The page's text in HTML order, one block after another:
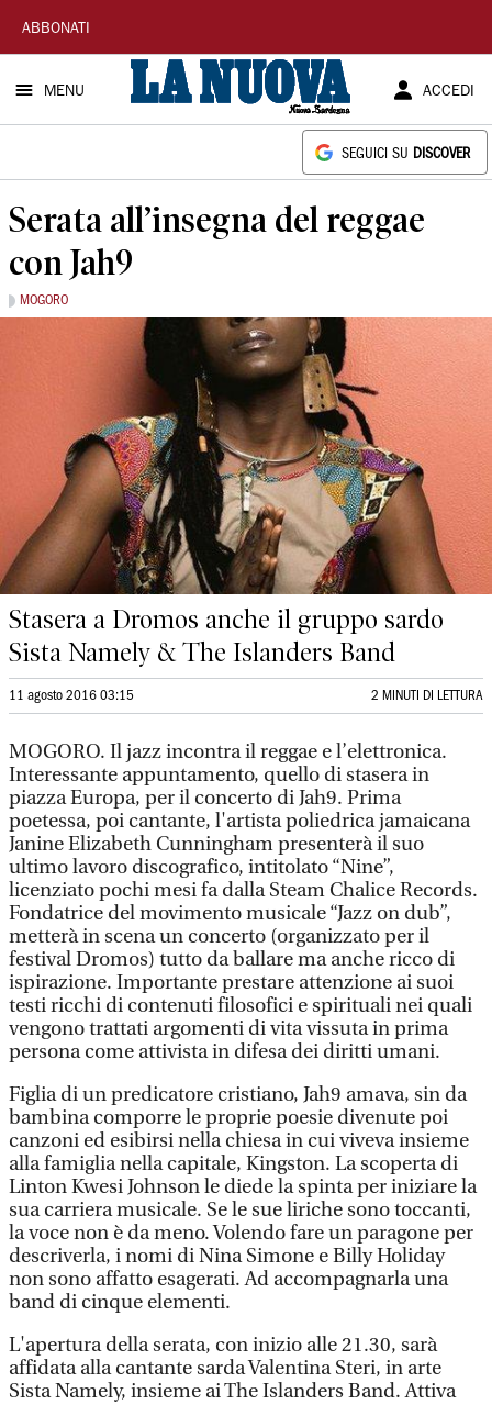
La
Nuova
Sardegna
ABBONATI
MENU ACCEDI
SEGUICI SU DISCOVER
Serata all’insegna del reggae
con Jah9
MOGORO
Stasera a Dromos anche il gruppo sardo
Sista Namely & The Islanders Band
11 agosto 2016 03:15 2 MINUTI DI LETTURA
MOGORO. Il jazz incontra il reggae e l’elettronica.
Interessante appuntamento, quello di stasera in
piazza Europa, per il concerto di Jah9. Prima
poetessa, poi cantante, l'artista poliedrica jamaicana
Janine Elizabeth Cunningham presenterà il suo
ultimo lavoro discografico, intitolato “Nine”,
licenziato pochi mesi fa dalla Steam Chalice Records.
Fondatrice del movimento musicale “Jazz on dub”,
metterà in scena un concerto (organizzato per il
festival Dromos) tutto da ballare ma anche ricco di
ispirazione. Importante prestare attenzione ai suoi
testi ricchi di contenuti filosofici e spirituali nei quali
vengono trattati argomenti di vita vissuta in prima
persona come attivista in difesa dei diritti umani.
Figlia di un predicatore cristiano, Jah9 amava, sin da
bambina comporre le proprie poesie divenute poi
canzoni ed esibirsi nella chiesa in cui viveva insieme
alla famiglia nella capitale, Kingston. La scoperta di
Linton Kwesi Johnson le diede la spinta per iniziare la
sua carriera musicale. Se le sue liriche sono toccanti,
la voce non è da meno. Volendo fare un paragone per
descriverla, i nomi di Nina Simone e Billy Holiday
non sono affatto esagerati. Ad accompagnarla una
band di cinque elementi.
L'apertura della serata, con inizio alle 21.30, sarà
affidata alla cantante sarda Valentina Steri, in arte
Sista Namely, insieme ai The Islanders Band. Attiva